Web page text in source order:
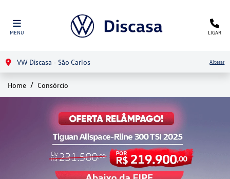
MENU LIGAR
VW Discasa - São Carlos Alterar
Home Consórcio